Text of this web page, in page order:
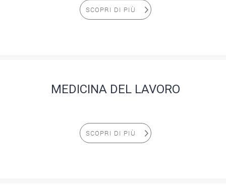
SCOPRI DI PIÙ
MEDICINA DEL LAVORO
SCOPRI DI PIÙ